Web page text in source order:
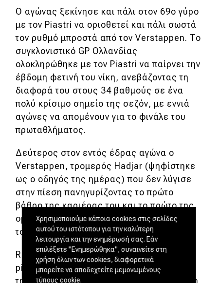
Ο αγώνας ξεκίνησε και πάλι στον 69ο γύρο
με τον Piastri να οριοθετεί και πάλι σωστά
τον ρυθμό μπροστά από τον Verstappen. To
συγκλονιστικό GP Ολλανδίας
ολοκληρώθηκε με τον Piastri να παίρνει την
έβδομη φετινή του νίκη, ανεβάζοντας τη
διαφορά του στους 34 βαθμούς σε ένα
πολύ κρίσιμο σημείο της σεζόν, με εννιά
αγώνες να απομένουν για το φινάλε του
πρωταθλήματος.
Δεύτερος στον εντός έδρας αγώνα ο
Verstappen, τρομερός Hadjar (ψηφίστηκε
ως ο οδηγός της ημέρας) που δεν λύγισε
στην πίεση πανηγυρίζοντας το πρώτο
βάθρο της καριέρας του και το πρώτο της
ομάδας του μετά το GP του Αζερμπαϊτζάν
το 2021
Russell, Albon, Bearman (εκκίνησε από το
pits και πέτυχε το καλύτερο αποτέλεσμα
της καρίερας του), Stroll, Alonso και Ocon
Χρησιμοποιούμε κάποια cookies στις σελίδες
αυτού του ιστότοπου για την καλύτερη
λειτουργία και την ενημέρωσή σας. Εάν
επιλέξετε "Ενημερώθηκα", συναινείτε στη
χρήση όλων των cookies, διαφορετικά
μπορείτε να αποδεχτείτε μεμονωμένους
τύπους cookie.